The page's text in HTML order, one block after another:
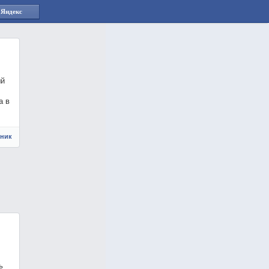
Яндекс
в